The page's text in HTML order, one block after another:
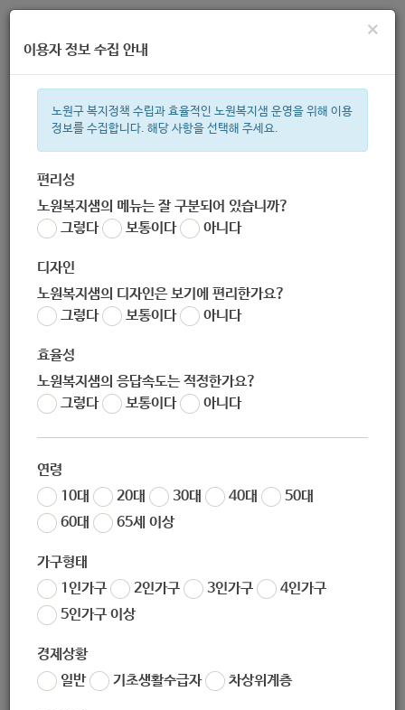
주간 인기검색어
한눈으로 보는 복지 정보
×
이용자 정보 수집 안내
노원구 복지정책 수립과 효율적인 노원복지샘 운영을 위해 이용
정보를 수집합니다. 해당 사항을 선택해 주세요.
편리성
노원복지샘의 메뉴는 잘 구분되어 있습니까?
그렇다
보통이다 아니다
디자인
노원복지샘의 디자인은 보기에 편리한가요?
그렇다
보통이다 아니다
효율성
노원복지샘의 응답속도는 적정한가요?
그렇다
보통이다 아니다
연령
10대
20대 30대 40대
50대
60대
65세 이상
가구형태
1인가구
2인가구 3인가구
4인가구
5인가구 이상
경제상황
일반
기초생활수급자 차상위계층
[사회복지법인 아이들과미래재단] 한국전기안전공사 전기기기 사
고·화상 아동 치료 지원 '미리야 힘내' 사업 대상자 모집 안내
(-11.19)
작성자 노원 복지샘
조회 5616
2020년 한국전기안전공사 전기기기
사고·화상 아동 치료지원
'미리야 힘내' 사업 대상자 모집 안내
단이 함께하는
해 적절한 치료를 받지 못하는 어려움을 겪고 있는 만